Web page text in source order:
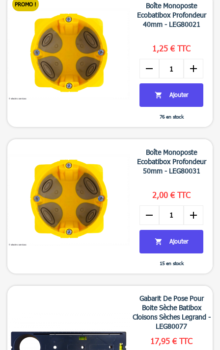
Aperçu rapide
Boîte Monoposte
Ecobatibox Profondeur
40mm - LEG80021
1,25 € TTC
remove add
 Ajouter
76 en stock
PROMO !

Boîte Monoposte
Ecobatibox Profondeur
50mm - LEG80031
2,00 € TTC
remove add
 Ajouter
15 en stock
Gabarit De Pose Pour
Boite Sèche Batibox
Cloisons Sèches Legrand -
LEG80077
17,95 € TTC